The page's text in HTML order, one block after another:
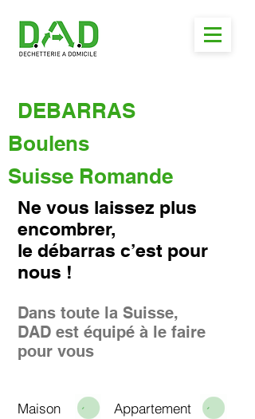
DEBARRAS
Boulens
Suisse Romande
Ne vous laissez plus
encombrer,
le débarras c’est pour
nous !
Dans toute la Suisse,
DAD est équipé à le faire
pour vous
Maison
Appartement